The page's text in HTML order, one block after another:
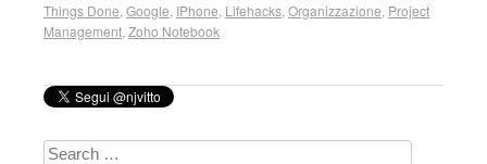
Things Done Google IPhone Lifehacks Organizzazione Project
Management Zoho Notebook
Search